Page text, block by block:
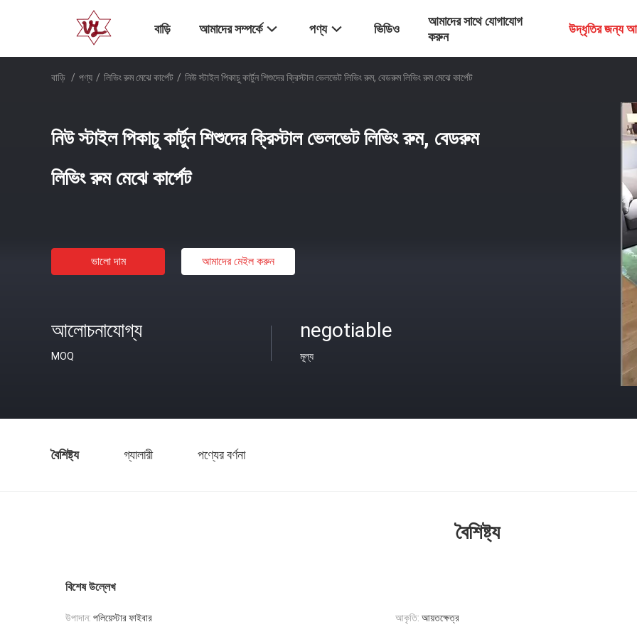
বাড়ি আমাদের সম্পর্কে পণ্য ভিডিও
আমাদের সাথে যোগাযোগ
করুন
উদ্ধৃতির জন্য
বাড়ি / পণ্য / লিভিং রুম মেঝে কার্পেট / নিউ স্টাইল পিকাচু কার্টুন শিশুদের ক্রিস্টাল ভেলভেট লিভিং রুম, বেডরুম লিভিং রুম মেঝে কার্পেট
নিউ স্টাইল পিকাচু কার্টুন শিশুদের ক্রিস্টাল ভেলভেট লিভিং রুম, বেডরুম
লিভিং রুম মেঝে কার্পেট
ভালো দাম আমাদের মেইল ​​করুন
আলোচনাযোগ্য
MOQ
negotiable
মূল্য
বৈশিষ্ট্য গ্যালারী পণ্যের বর্ণনা
বৈশিষ্ট্য
বিশেষ উল্লেখ
উপাদান: পলিয়েস্টার ফাইবার আকৃতি: আয়তক্ষেত্র